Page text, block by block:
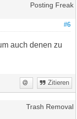
Posting Freak
#6
auch denen zu
Zitieren
Trash Removal